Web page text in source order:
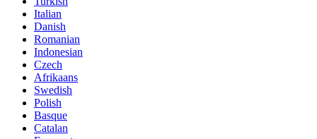
Italian
Danish
Romanian
Indonesian
Czech
Afrikaans
Swedish
Polish
Basque
Catalan